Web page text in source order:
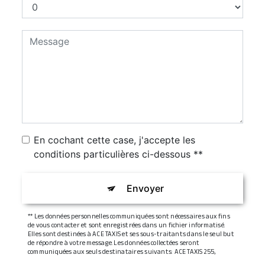
En cochant cette case, j'accepte les
conditions particulières ci-dessous **
Envoyer
** Les données personnelles communiquées sont nécessaires aux fins
de vous contacter et sont enregistrées dans un fichier informatisé.
Elles sont destinées à ACE TAXIS et ses sous-traitants dans le seul but
de répondre à votre message. Les données collectées seront
communiquées aux seuls destinataires suivants: ACE TAXIS 255,